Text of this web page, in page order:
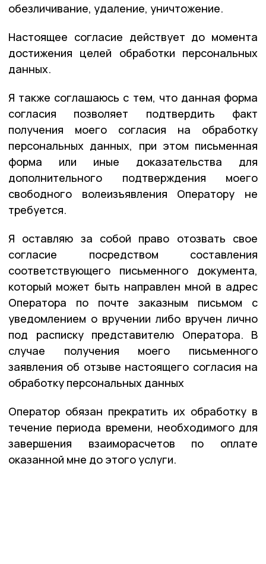
обезличивание, удаление, уничтожение.
Настоящее согласие действует до момента
достижения целей обработки персональных
данных.
Я также соглашаюсь с тем, что данная форма
согласия позволяет подтвердить факт
получения моего согласия на обработку
персональных данных, при этом письменная
форма или иные доказательства для
дополнительного подтверждения моего
свободного волеизъявления Оператору не
требуется.
Я оставляю за собой право отозвать свое
согласие посредством составления
соответствующего письменного документа,
который может быть направлен мной в адрес
Оператора по почте заказным письмом с
уведомлением о вручении либо вручен лично
под расписку представителю Оператора. В
случае получения моего письменного
заявления об отзыве настоящего согласия на
обработку персональных данных
Оператор обязан прекратить их обработку в
течение периода времени, необходимого для
завершения взаиморасчетов по оплате
оказанной мне до этого услуги.